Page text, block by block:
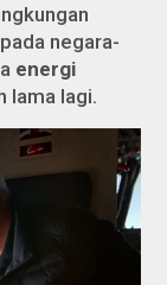
negara-
energi
lama lagi.